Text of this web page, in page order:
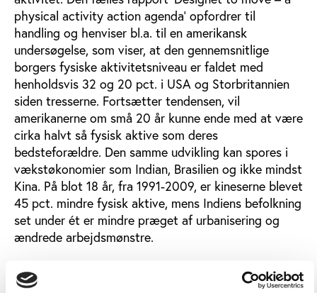
physical activity action agenda’ opfordrer til
handling og henviser bl.a. til en amerikansk
undersøgelse, som viser, at den gennemsnitlige
borgers fysiske aktivitetsniveau er faldet med
henholdsvis 32 og 20 pct. i USA og Storbritannien
siden tresserne. Fortsætter tendensen, vil
amerikanerne om små 20 år kunne ende med at være
cirka halvt så fysisk aktive som deres
bedsteforældre. Den samme udvikling kan spores i
vækstøkonomier som Indian, Brasilien og ikke mindst
Kina. På blot 18 år, fra 1991-2009, er kineserne blevet
45 pct. mindre fysisk aktive, mens Indiens befolkning
set under ét er mindre præget af urbanisering og
ændrede arbejdsmønstre.
To indsatsområder